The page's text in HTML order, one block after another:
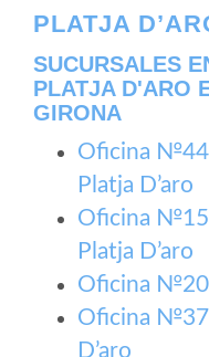
PLATJA
SUCURSALES
PLATJA D'ARO
GIRONA
Oficina
Platja D’aro
Oficina
Platja D’aro
Oficina
Oficina
D’aro